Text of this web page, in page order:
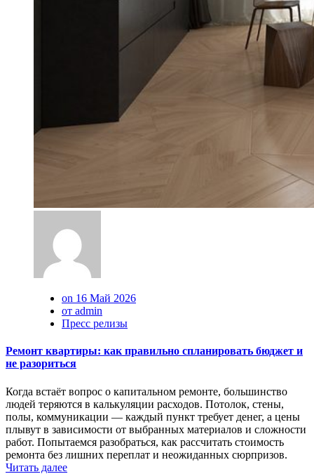
on 16 Май 2026
от admin
Пресс релизы
Ремонт квартиры: как правильно спланировать бюджет и
не разориться
Когда встаёт вопрос о капитальном ремонте, большинство
людей теряются в калькуляции расходов. Потолок, стены,
полы, коммуникации — каждый пункт требует денег, а цены
плывут в зависимости от выбранных материалов и сложности
работ. Попытаемся разобраться, как рассчитать стоимость
ремонта без лишних переплат и неожиданных сюрпризов.
Читать далее